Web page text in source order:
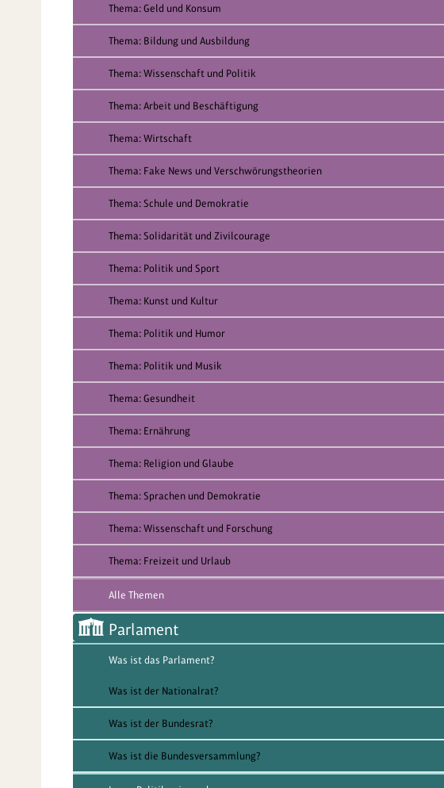
Thema: Geld und Konsum
Thema: Bildung und Ausbildung
Thema: Wissenschaft und Politik
Thema: Arbeit und Beschäftigung
Thema: Wirtschaft
Thema: Fake News und Verschwörungstheorien
Thema: Schule und Demokratie
Thema: Solidarität und Zivilcourage
Thema: Politik und Sport
Thema: Kunst und Kultur
Thema: Politik und Humor
Thema: Politik und Musik
Thema: Gesundheit
Thema: Ernährung
Thema: Religion und Glaube
Thema: Sprachen und Demokratie
Thema: Wissenschaft und Forschung
Thema: Freizeit und Urlaub
Alle Themen
Parlament
Was ist das Parlament?
Was ist der Nationalrat?
Was ist der Bundesrat?
Was ist die Bundesversammlung?